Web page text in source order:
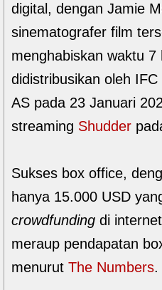
digital, dengan Jamie
sinematografer film
menghabiskan waktu 7
didistribusikan oleh
AS pada 23 Januari
streaming Shudder
Sukses box office,
hanya 15.000 USD
crowdfunding di
meraup pendapatan
menurut The Numbers.